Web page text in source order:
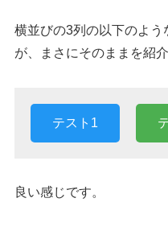
横並びの3列の以下のよ
が、まさにそのままを紹
テスト1
良い感じです。